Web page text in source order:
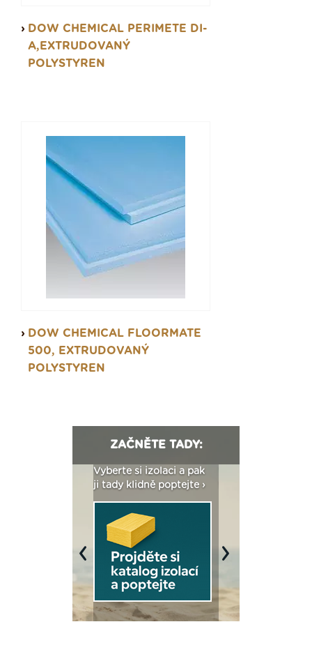
DOW CHEMICAL PERIMETE DI-
A,EXTRUDOVANÝ
POLYSTYREN
DOW CHEMICAL FLOORMATE
500, EXTRUDOVANÝ
POLYSTYREN
ZAČNĚTE TADY:
Vyberte si izolaci a pak
ji tady klidně poptejte ›
Previous Next